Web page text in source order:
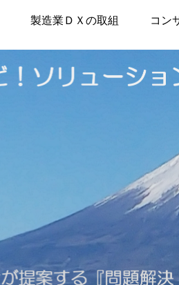
製造業ＤＸの取組 コン